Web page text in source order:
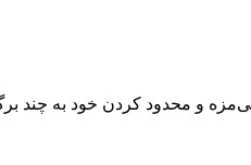
و محدود کردن خود به چند